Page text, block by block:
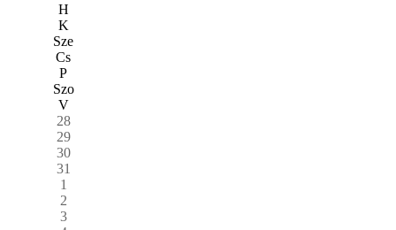
H
K
Sze
Cs
P
Szo
V
28
29
30
31
1
2
3